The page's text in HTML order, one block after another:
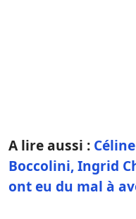
A lire aussi :
Boccolini, Ingrid
ont eu du mal à